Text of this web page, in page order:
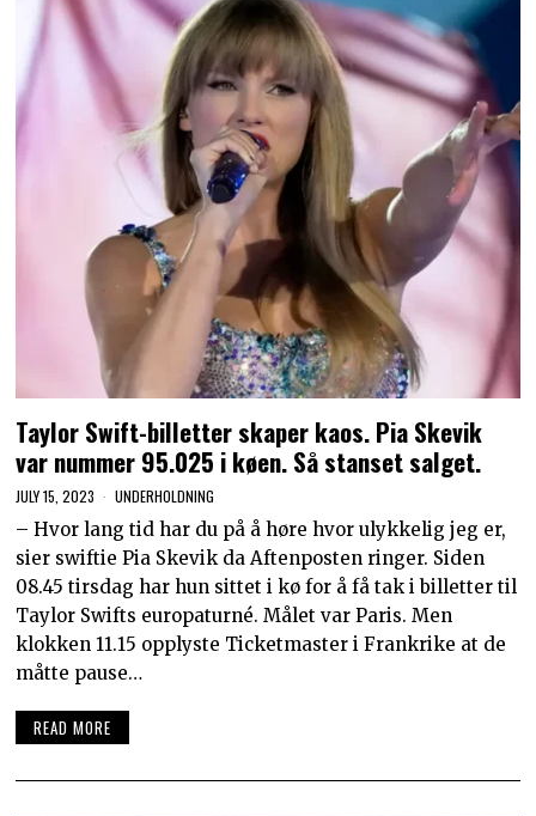
Taylor Swift-billetter skaper kaos. Pia Skevik
var nummer 95.025 i køen. Så stanset salget.
JULY 15, 2023 UNDERHOLDNING
– Hvor lang tid har du på å høre hvor ulykkelig jeg er,
sier swiftie Pia Skevik da Aftenposten ringer. Siden
08.45 tirsdag har hun sittet i kø for å få tak i billetter til
Taylor Swifts europaturné. Målet var Paris. Men
klokken 11.15 opplyste Ticketmaster i Frankrike at de
måtte pause…
READ MORE